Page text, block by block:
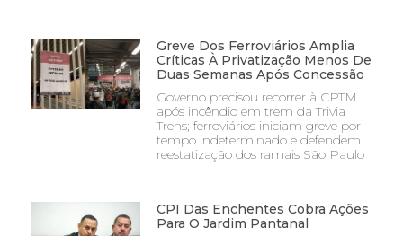
Greve Dos Ferroviários Amplia
Críticas À Privatização Menos De
Duas Semanas Após Concessão
Governo precisou recorrer à CPTM
após incêndio em trem da Trivia
Trens; ferroviários iniciam greve por
tempo indeterminado e defendem
reestatização dos ramais São Paulo
CPI Das Enchentes Cobra Ações
Para O Jardim Pantanal